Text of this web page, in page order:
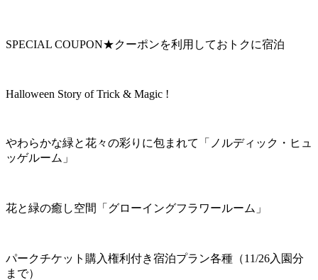
SPECIAL COUPON★クーポンを利用しておトクに宿泊
Halloween Story of Trick & Magic !
やわらかな緑と花々の彩りに包まれて「ノルディック・ヒュ
ッゲルーム」
花と緑の癒し空間「グローイングフラワールーム」
パークチケット購入権利付き宿泊プラン各種（11/26入園分
まで）